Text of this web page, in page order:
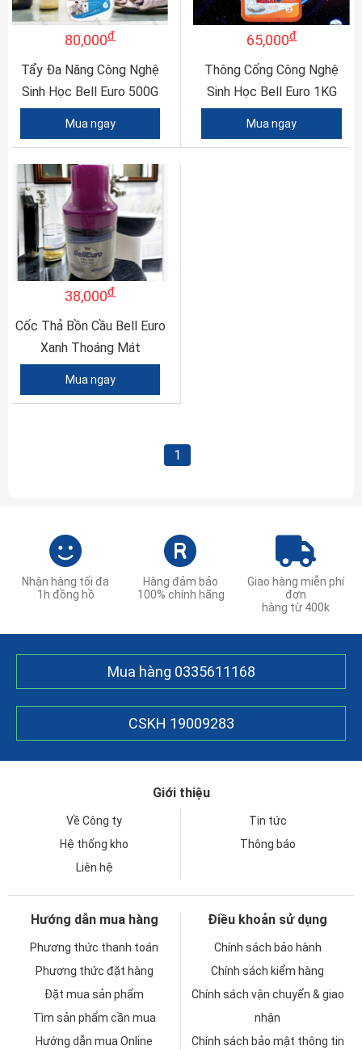
80,000đ
Tẩy Đa Năng Công Nghệ
Sinh Học Bell Euro 500G
Mua ngay
65,000đ
Thông Cống Công Nghệ
Sinh Học Bell Euro 1KG
Mua ngay
38,000đ
Cốc Thả Bồn Cầu Bell Euro
Xanh Thoáng Mát
Mua ngay
1
Nhận hàng tối đa
1h đồng hồ
Hàng đảm bảo
100% chính hãng
Giao hàng miễn phí
đơn
hàng từ 400k
Mua hàng 0335611168
CSKH 19009283
Giới thiệu
Về Công ty
Tin tức
Hệ thống kho
Thông báo
Liên hệ
Hướng dẫn mua hàng
Phương thức thanh toán
Phương thức đặt hàng
Đặt mua sản phẩm
Tìm sản phẩm cần mua
Hướng dẫn mua Online
Điều khoản sử dụng
Chính sách bảo hành
Chính sách kiểm hàng
Chính sách vận chuyển & giao
nhận
Chính sách bảo mật thông tin